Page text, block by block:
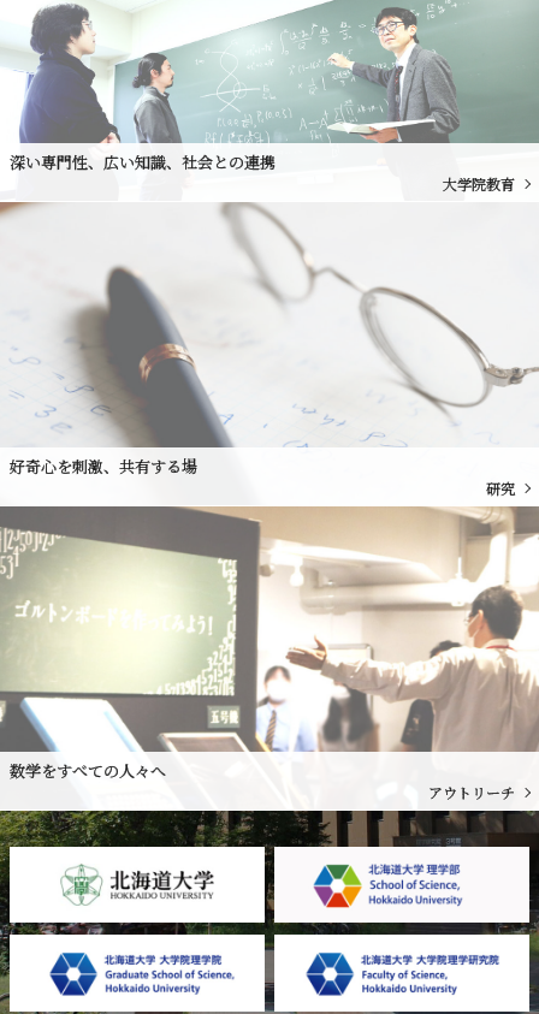
深い専門性、広い知識、社会との連携
大学院教育
好奇心を刺激、共有する場
研究
数学をすべての人々へ
アウトリーチ